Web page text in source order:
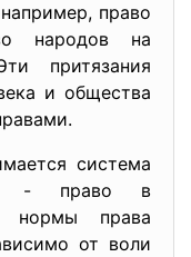
право
народов на
притязания
и общества
система
- право в
нормы права
от воли